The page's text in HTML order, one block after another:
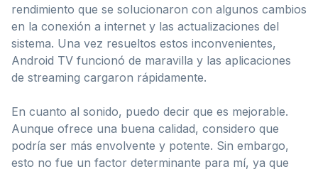
rendimiento que se solucionaron con algunos cambios
en la conexión a internet y las actualizaciones del
sistema. Una vez resueltos estos inconvenientes,
Android TV funcionó de maravilla y las aplicaciones
de streaming cargaron rápidamente.
En cuanto al sonido, puedo decir que es mejorable.
Aunque ofrece una buena calidad, considero que
podría ser más envolvente y potente. Sin embargo,
esto no fue un factor determinante para mí, ya que